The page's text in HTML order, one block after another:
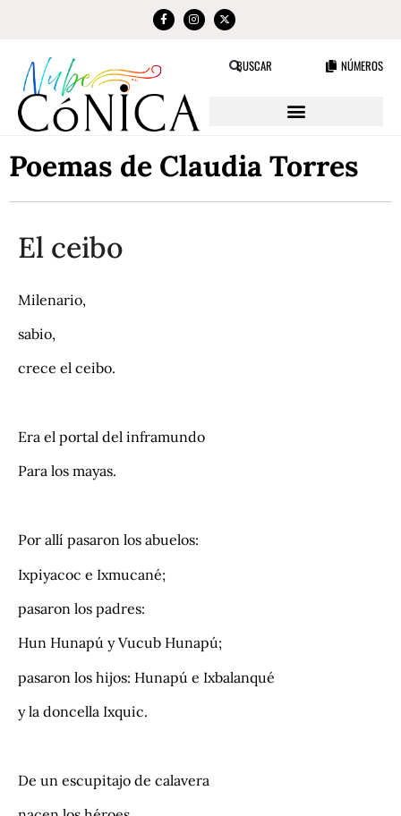
BUSCAR NÚMEROS
Poemas de Claudia Torres
El ceibo
Milenario,
sabio,
crece el ceibo.
Era el portal del inframundo
Para los mayas.
Por allí pasaron los abuelos:
Ixpiyacoc e Ixmucané;
pasaron los padres:
Hun Hunapú y Vucub Hunapú;
pasaron los hijos: Hunapú e Ixbalanqué
y la doncella Ixquic.
De un escupitajo de calavera